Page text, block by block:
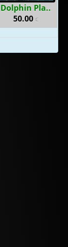
Dolphin Pla..
50.00€